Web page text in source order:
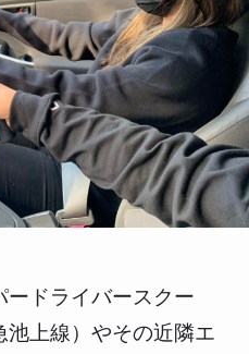
ドライバースクー
池上線）やその近隣エ